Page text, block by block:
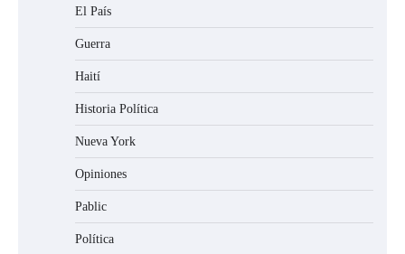
El País
Guerra
Haití
Historia Política
Nueva York
Opiniones
Pablic
Política